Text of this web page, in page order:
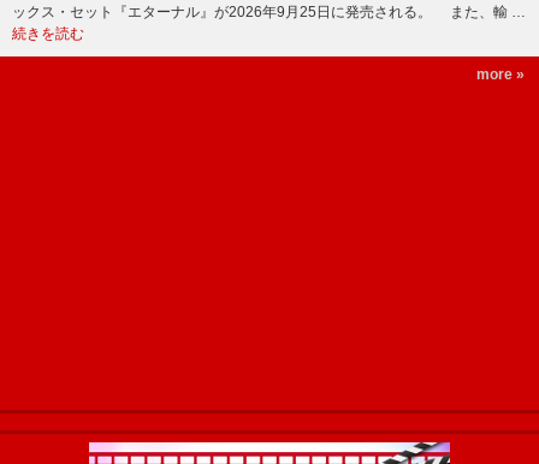
ックス・セット『エターナル』が2026年9月25日に発売される。 また、輸 …
続きを読む
more »